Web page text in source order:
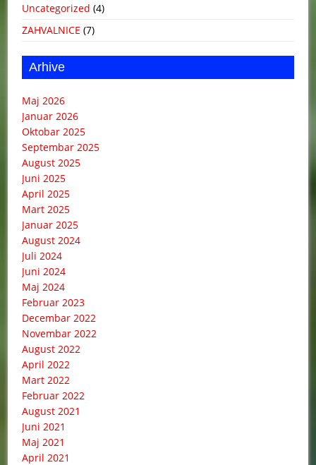
Uncategorized (4)
ZAHVALNICE (7)
Arhive
Maj 2026
Januar 2026
Oktobar 2025
Septembar 2025
August 2025
Juni 2025
April 2025
Mart 2025
Januar 2025
August 2024
Juli 2024
Juni 2024
Maj 2024
Februar 2023
Decembar 2022
Novembar 2022
August 2022
April 2022
Mart 2022
Februar 2022
August 2021
Juni 2021
Maj 2021
April 2021